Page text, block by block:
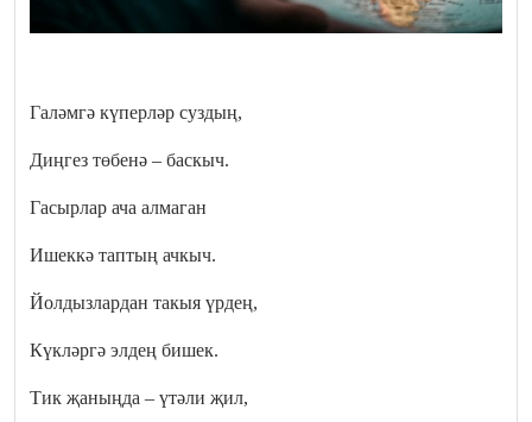
Галәмгә күперләр суздың,
Диңгез төбенә – баскыч.
Гасырлар ача алмаган
Ишеккә таптың ачкыч.
Йолдызлардан такыя үрдең,
Күкләргә элдең бишек.
Тик җаныңда – үтәли җил,